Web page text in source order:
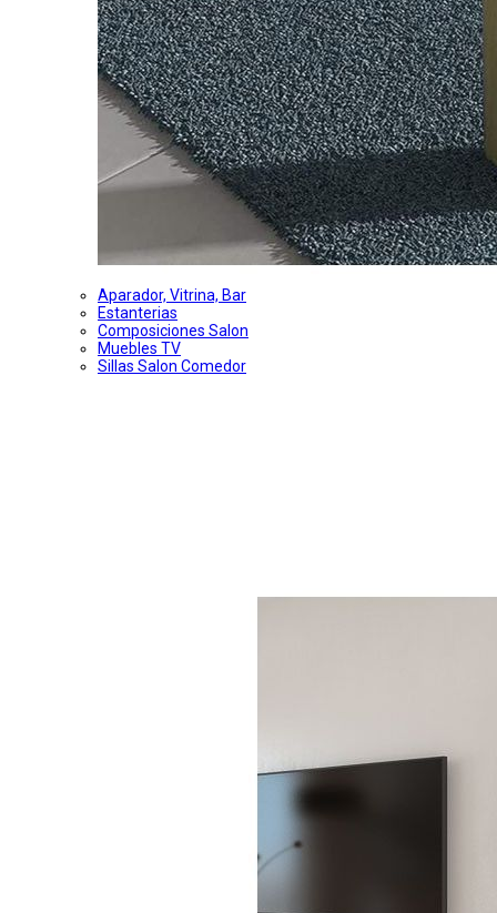
Aparador, Vitrina, Bar
Estanterias
Composiciones Salon
Muebles TV
Sillas Salon Comedor